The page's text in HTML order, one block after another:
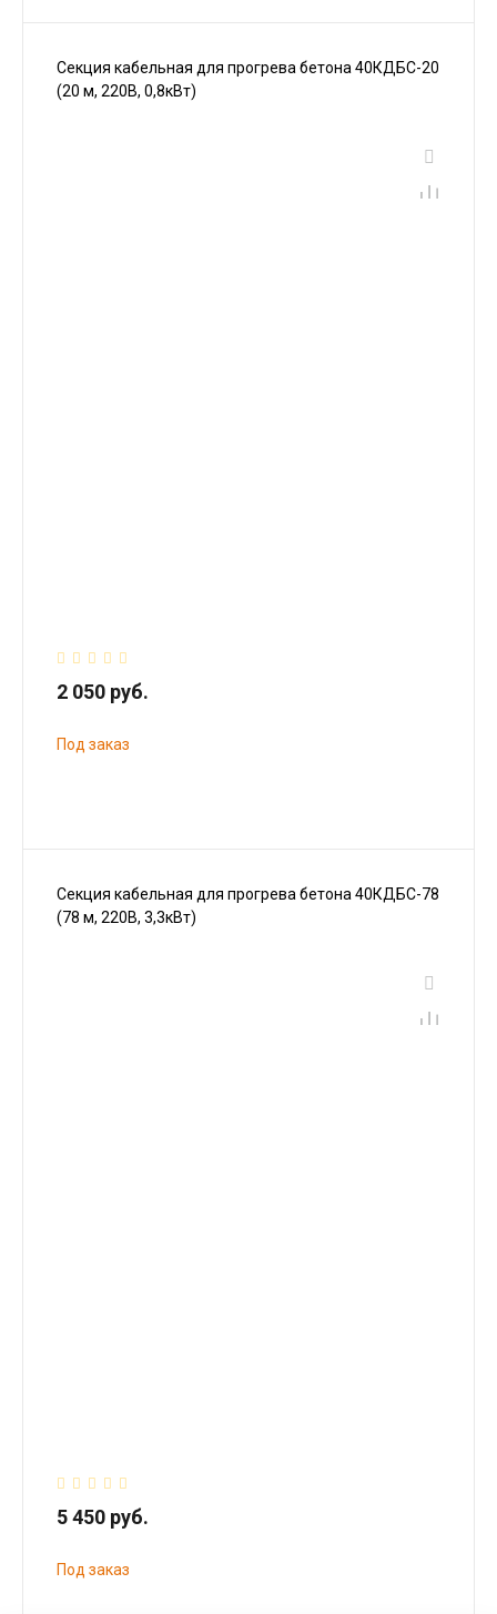
Секция кабельная для прогрева бетона 40КДБС-20
(20 м, 220В, 0,8кВт)
2 050 руб.
Под заказ
Секция кабельная для прогрева бетона 40КДБС-78
(78 м, 220В, 3,3кВт)
5 450 руб.
Под заказ